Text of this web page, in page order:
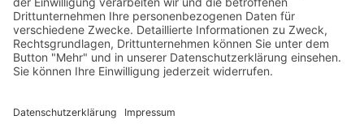
E‑Mail:info@bankon.de
So finden Sie zu uns:
Google Maps